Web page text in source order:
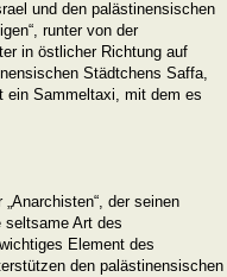
und den palästinensischen
runter von der
in östlicher Richtung auf
Städtchens Saffa,
ein Sammeltaxi, mit dem es
der seinen
seltsame Art des
Element des
den palästinensischen